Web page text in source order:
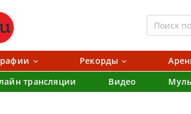
Рекорды
трансляции Видео